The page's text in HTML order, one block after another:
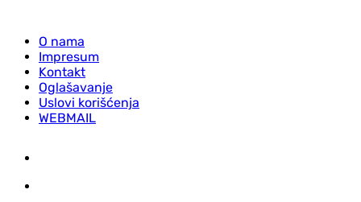
O nama
Impresum
Kontakt
Oglašavanje
Uslovi korišćenja
WEBMAIL